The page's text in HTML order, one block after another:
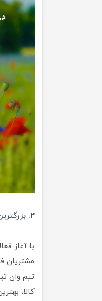
۲.
با آغاز
تیم وان
کالا،